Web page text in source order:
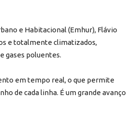
e Habitacional (Emhur), Flávio
e totalmente climatizados,
gases poluentes.
em tempo real, o que permite
de cada linha. É um grande avanço